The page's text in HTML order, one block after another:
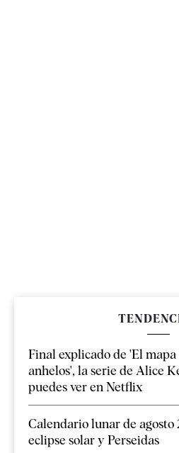
Final explicado de 'El mapa
anhelos', la serie de Alice
puedes ver en Netflix
Calendario lunar de agosto
eclipse solar y Perseidas